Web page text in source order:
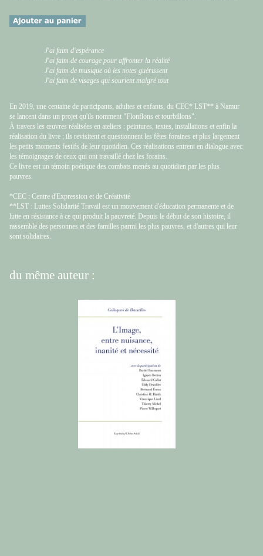
J'ai faim d'espérance
J'ai faim de courage pour affronter la réalité
J'ai faim de musique où les notes guérissent
J'ai faim de visages qui sourient malgré tout
En 2019, une centaine de participants, adultes et enfants, du CEC* LST** à Namur
se lancent dans un projet qu'ils nomment "Flonflons et tourbillons".
À travers les œuvres réalisées en ateliers : peintures, textes, installations et enfin la
réalisation du livre ; ils revisitent et questionnent les fêtes foraines et plus largement
les petits moments festifs de leur quotidien. Ces réalisations entrent en dialogue avec
les témoignages de ceux qui ont travaillé chez les forains.
Ce livre est un témoin poétique des combats menés au quotidien par les plus
pauvres.
*CEC : Centre d'Expression et de Créativité
**LST : Luttes Solidarité Travail est un mouvement d'éducation permanente et de
lutte en résistance à ce qui produit la pauvreté. Depuis le début de son histoire, il
rassemble des personnes et des familles parmi les plus pauvres, et d'autres qui leur
sont solidaires.
du même auteur :